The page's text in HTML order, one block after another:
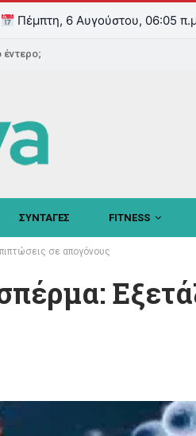
Πέμπτη, 6 Αυγούστου, 06:05
έντερο;
ΣΥΝΤΑΓΕΣ FITNESS
σε απογόνους